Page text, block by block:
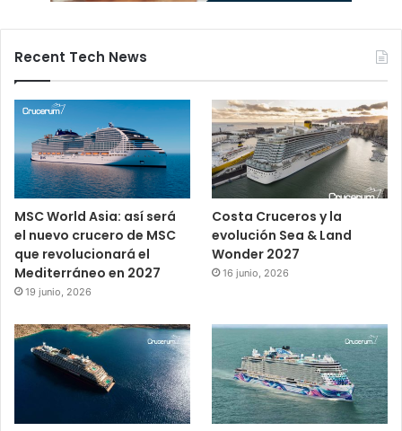
Recent Tech News
MSC World Asia: así será
el nuevo crucero de MSC
que revolucionará el
Mediterráneo en 2027
19 junio, 2026
Costa Cruceros y la
evolución Sea & Land
Wonder 2027
16 junio, 2026